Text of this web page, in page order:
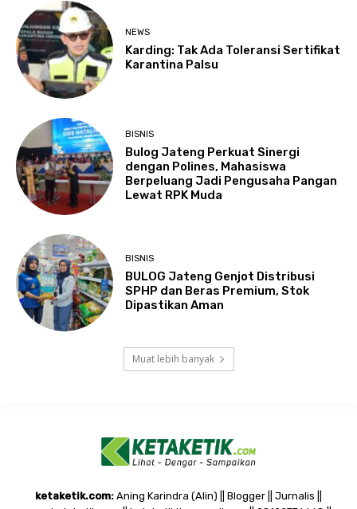
NEWS
Karding: Tak Ada Toleransi Sertifikat
Karantina Palsu
BISNIS
Bulog Jateng Perkuat Sinergi
dengan Polines, Mahasiswa
Berpeluang Jadi Pengusaha Pangan
Lewat RPK Muda
BISNIS
BULOG Jateng Genjot Distribusi
SPHP dan Beras Premium, Stok
Dipastikan Aman
Muat lebih banyak
ketaketik.com: Aning Karindra (Alin) || Blogger || Jurnalis ||